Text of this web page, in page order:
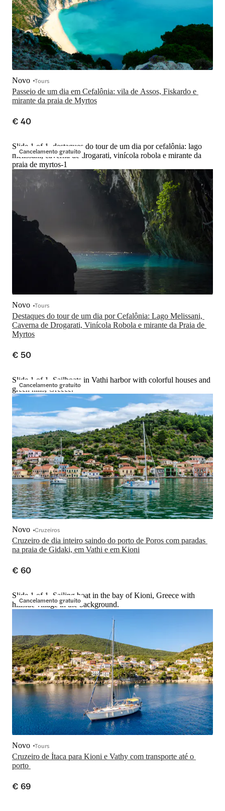
Passeio de um dia em Cefalônia: vila de Assos, Fiskardo e
mirante da praia de Myrtos
Novo Tours
€ 40
Cancelamento gratuito
Slide 1 of 1, destaques do tour de um dia por cefalônia: lago
melissani, caverna de drogarati, vinícola robola e mirante da
praia de myrtos-1
Destaques do tour de um dia por Cefalônia: Lago Melissani,
Caverna de Drogarati, Vinícola Robola e mirante da Praia de
Myrtos
Novo Tours
€ 50
Cancelamento gratuito
Slide 1 of 1, Sailboats in Vathi harbor with colorful houses and
green hills, Greece.
Cruzeiro de dia inteiro saindo do porto de Poros com paradas
na praia de Gidaki, em Vathi e em Kioni
Novo Cruzeiros
€ 60
Cancelamento gratuito
Slide 1 of 1, Sailing boat in the bay of Kioni, Greece with
hillside village in the background.
Cruzeiro de Ítaca para Kioni e Vathy com transporte até o
Novo Tours
€ 69